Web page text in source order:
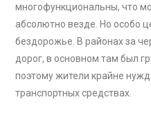
многофункциональны, что
абсолютно везде. Но особо
бездорожье. В районах за
дорог, в основном там был
поэтому жители крайне
транспортных средствах.